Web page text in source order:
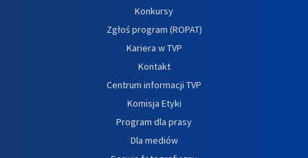
Konkursy
Zgłoś program (ROPAT)
Kariera w TVP
Kontakt
Centrum informacji TVP
Komisja Etyki
Program dla prasy
Dla mediów